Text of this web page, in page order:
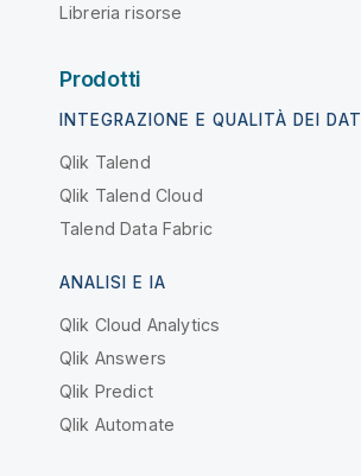
Libreria risorse
Prodotti
INTEGRAZIONE E QUALITÀ DEI DATI
Qlik Talend
Qlik Talend Cloud
Talend Data Fabric
ANALISI E IA
Qlik Cloud Analytics
Qlik Answers
Qlik Predict
Qlik Automate